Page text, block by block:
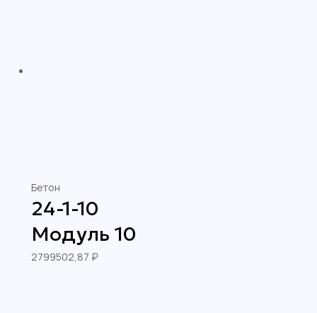
Бетон
24-1-10
Модуль 10
2799502,87 ₽